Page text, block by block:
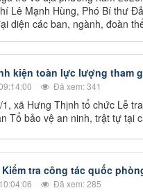
Lê Mạnh Hùng, Phó Bí thư
diện các ban, ngành, đoàn
kiện toàn lực lượng tham
Đã xem: 341
xã Hưng Thịnh tổ chức Lễ
Tổ bảo vệ an ninh, trật tự tại
tra công tác quốc
Đã xem: 285